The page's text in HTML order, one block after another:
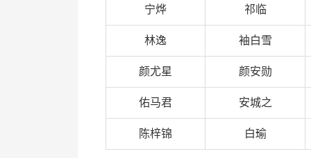
宁烨 祁临
林逸 袖白雪
颜尤星 颜安勋
佑马君 安城之
陈梓锦 白瑜